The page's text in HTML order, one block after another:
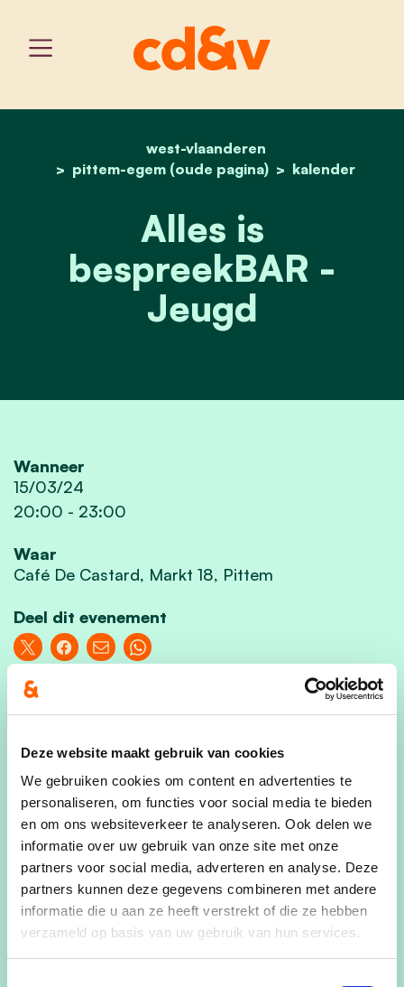
Deze website maakt gebruik van cookies
We gebruiken cookies om content en advertenties te
personaliseren, om functies voor social media te bieden
en om ons websiteverkeer te analyseren. Ook delen we
informatie over uw gebruik van onze site met onze
partners voor social media, adverteren en analyse. Deze
partners kunnen deze gegevens combineren met andere
informatie die u aan ze heeft verstrekt of die ze hebben
verzameld op basis van uw gebruik van hun services.
home
west-vlaanderen
pittem-egem (oude pagina)
kalender
alles is bespreekbar
Alles is
bespreekBAR -
Jeugd
Wanneer
15/03/24
20:00 - 23:00
Waar
Café De Castard, Markt 18, Pittem
Deel dit evenement
Kom jij ook?
Voornaam
Achternaam